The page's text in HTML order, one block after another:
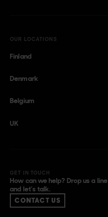
OUR LOCATIONS
Finland
Denmark
Belgium
UK
GET IN TOUCH
How can we help? Drop us a line
and let’s talk.
CONTACT US